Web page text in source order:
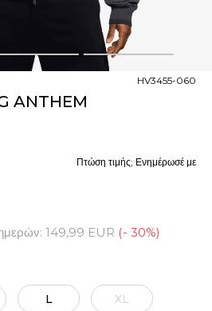
2 3
ANTHEM
HV3455-060
149,99 EUR (- 30%)
Πτώση τιμής; Ενημέρωσέ με
L XL